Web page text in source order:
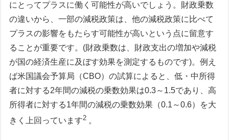
にとってプラスに働く可能性が高いでしょう。財政乗数
の違いから、一部の減税政策は、他の減税政策に比べて
プラスの影響をもたらす可能性が高いという点に留意す
ることが重要です。(財政乗数は、財政支出の増加や減税
が国の経済生産に及ぼす効果を測定するものです)。例え
ば米国議会予算局（CBO）の試算によると、低・中所得
者に対する2年間の減税の乗数効果は0.3～1.5であり、高
所得者に対する1年間の減税の乗数効果（0.1～0.6）を大
きく上回っています2 。